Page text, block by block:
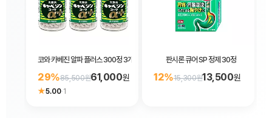
코와 카베진 알파 플러스 300정 3개 세트
29%85,500원61,000원
★5.00·1
판시론 큐어 SP 정제 30정
12%15,300원13,500원